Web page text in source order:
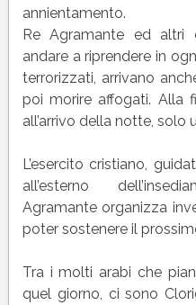
annientamento.
Re Agramante ed altri
andare a riprendere in
terrorizzati, arrivano
poi morire affogati. Alla
all’arrivo della notte, solo
L’esercito cristiano,
all’esterno
Agramante organizza
poter sostenere il
Tra i molti arabi che
quel giorno, ci sono